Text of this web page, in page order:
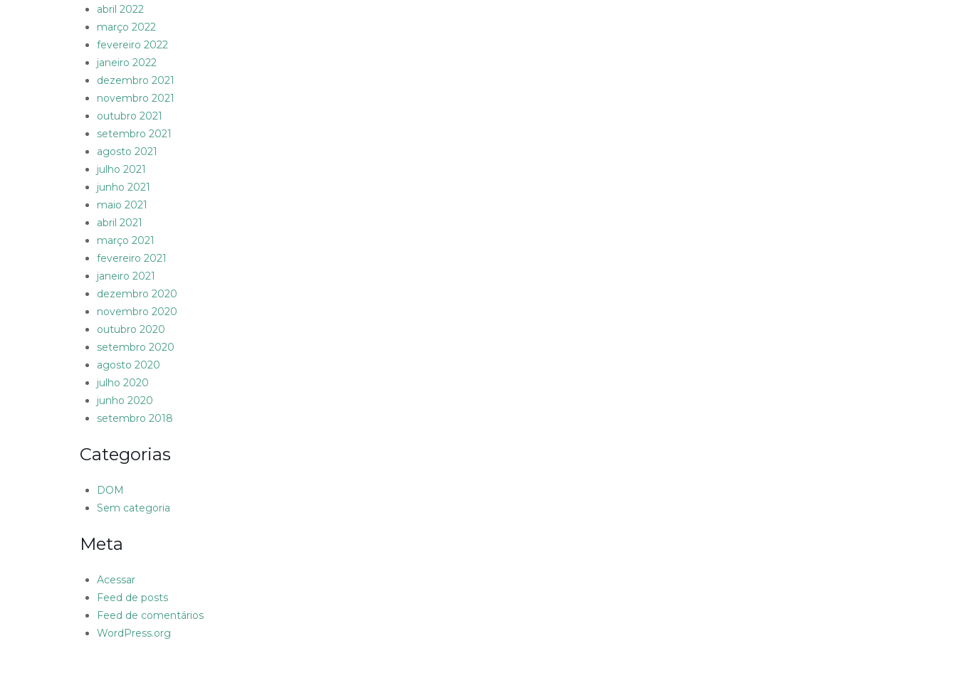
abril 2022
março 2022
fevereiro 2022
janeiro 2022
dezembro 2021
novembro 2021
outubro 2021
setembro 2021
agosto 2021
julho 2021
junho 2021
maio 2021
abril 2021
março 2021
fevereiro 2021
janeiro 2021
dezembro 2020
novembro 2020
outubro 2020
setembro 2020
agosto 2020
julho 2020
junho 2020
setembro 2018
Categorias
DOM
Sem categoria
Meta
Acessar
Feed de posts
Feed de comentários
WordPress.org